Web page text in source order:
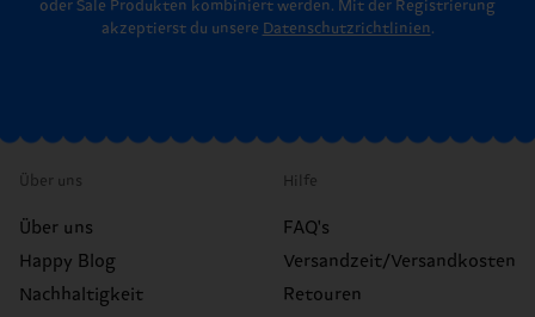
oder Sale Produkten kombiniert werden. Mit der Registrierung
akzeptierst du unsere Datenschutzrichtlinien.
Über uns
Über uns
Happy Blog
Nachhaltigkeit
Hilfe
FAQ's
Versandzeit/Versandkosten
Retouren